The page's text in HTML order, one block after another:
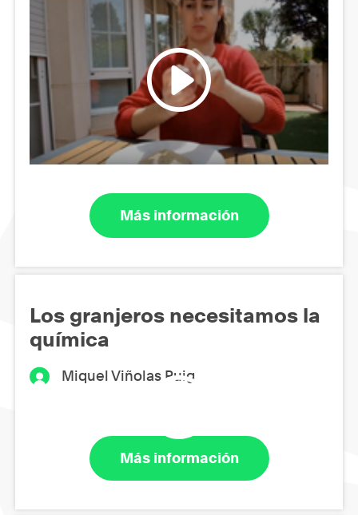
Más información
Los granjeros necesitamos la
química
Miquel Viñolas Puig
Más información